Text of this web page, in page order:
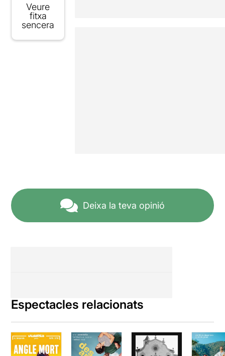
Veure
fitxa
sencera
Deixa la teva opinió
Espectacles relacionats